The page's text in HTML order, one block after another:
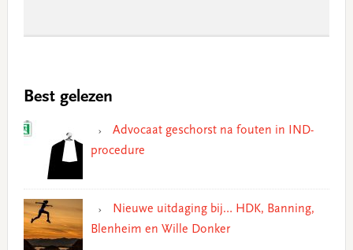
Best gelezen
Advocaat geschorst na fouten in IND-
procedure
Nieuwe uitdaging bij… HDK, Banning,
Blenheim en Wille Donker